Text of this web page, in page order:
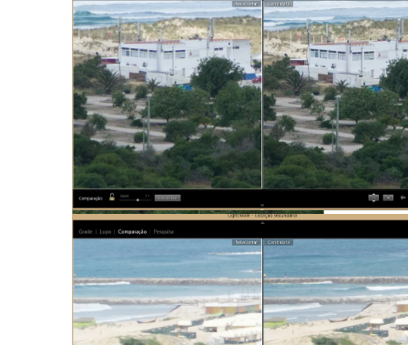
18mm center. Left f4 and right f5.6
18mm left. Left f4 and right f5.6
18mm right. Left f4 and right f5.6
50mm center. Left f4 and right f5.6